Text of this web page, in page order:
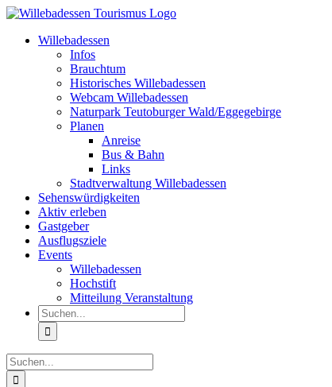
Zum
springenWillebadessen
Infos
Brauchtum
Historisches Willebadessen
Webcam Willebadessen
Naturpark Teutoburger Wald/Eggegebirge
Planen
Anreise
Bus & Bahn
Links
Stadtverwaltung Willebadessen
Sehenswürdigkeiten
Aktiv erleben
Gastgeber
Ausflugsziele
Events
Willebadessen
Hochstift
Mitteilung Veranstaltung
Suche
nach:
Suche
nach: